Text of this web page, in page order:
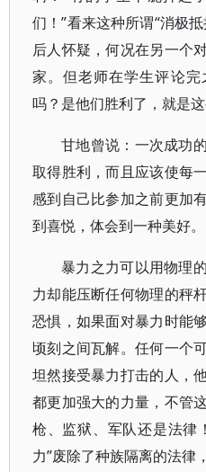
们！”看来这种所谓“消极
后人怀疑，何况在另一个
家。但老师在学生评论
吗？是他们胜利了，就是
甘地曾说：一次成功
取得胜利，而且应该使每
感到自己比参加之前更加
到喜悦，体会到一种美好。
暴力之力可以用物理
力却能压断任何物理的秤
恐惧，如果面对暴力时能
顷刻之间瓦解。任何一个
坦然接受暴力打击的人，
都更加强大的力量，不管
枪、监狱、军队还是法律
力”废除了种族隔离的法律